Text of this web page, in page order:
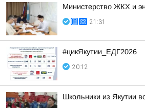
Министерство ЖКХ и
21:31
#цикЯкутии_ЕДГ2026
20:12
Школьники из Якутии